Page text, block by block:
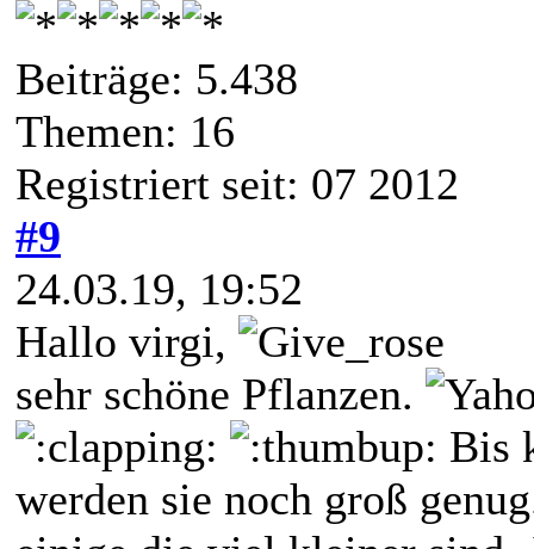
Beiträge: 5.438
Themen: 16
Registriert seit: 07 2012
#9
24.03.19, 19:52
Hallo virgi,
sehr schöne Pflanzen.
Bis
werden sie noch groß